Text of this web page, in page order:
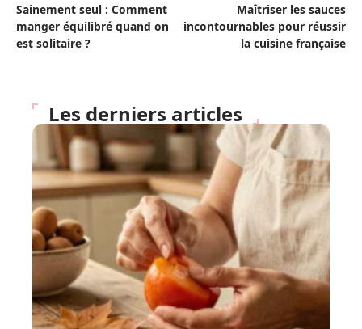
Sainement seul : Comment
manger équilibré quand on
est solitaire ?
Maîtriser les sauces
incontournables pour réussir
la cuisine française
Les derniers articles